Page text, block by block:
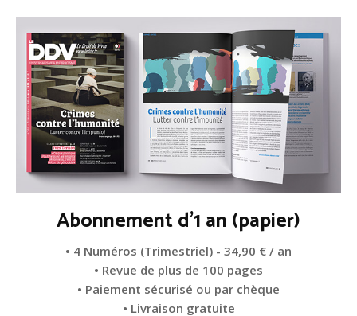
Abonnement d'1 an (papier)
• 4 Numéros (Trimestriel) - 34,90 € / an
• Revue de plus de 100 pages
• Paiement sécurisé ou par chèque
• Livraison gratuite